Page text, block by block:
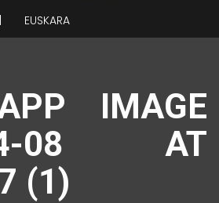
EUSKARA
IMAGE
08 AT
(1)